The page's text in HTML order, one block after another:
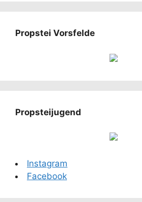
Propstei Vorsfelde
Propsteijugend
Instagram
Facebook